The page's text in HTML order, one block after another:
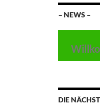
– NEWS –
DIE